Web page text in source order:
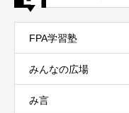
FPA学習塾
みんなの広場
み言